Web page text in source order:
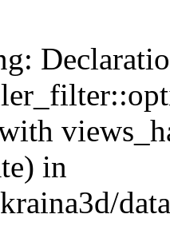
in